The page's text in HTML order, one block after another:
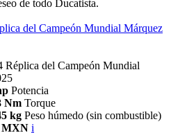
de todo Ducatista.
del Campeón Mundial Márquez
Réplica del Campeón Mundial
Potencia
Nm Torque
kg Peso húmedo (sin combustible)
MXN i